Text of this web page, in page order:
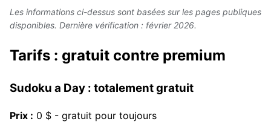
Les informations ci-dessus sont basées sur les pages publiques
disponibles. Dernière vérification : février 2026.
Tarifs : gratuit contre premium
Sudoku a Day : totalement gratuit
Prix : 0 $ - gratuit pour toujours